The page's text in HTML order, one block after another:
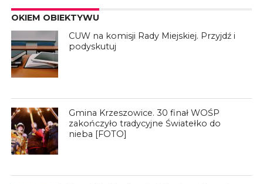
OKIEM OBIEKTYWU
CUW na komisji Rady Miejskiej. Przyjdź i
podyskutuj
Gmina Krzeszowice. 30 finał WOŚP
zakończyło tradycyjne Światełko do
nieba [FOTO]